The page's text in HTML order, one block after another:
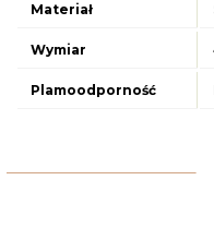
Materiał
Wymiar
Plamoodporność